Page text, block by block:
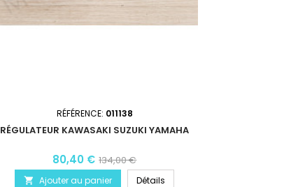
RÉFÉRENCE: 011138
RÉGULATEUR KAWASAKI SUZUKI YAMAHA
80,40 € 134,00 €
 Ajouter au panier Détails